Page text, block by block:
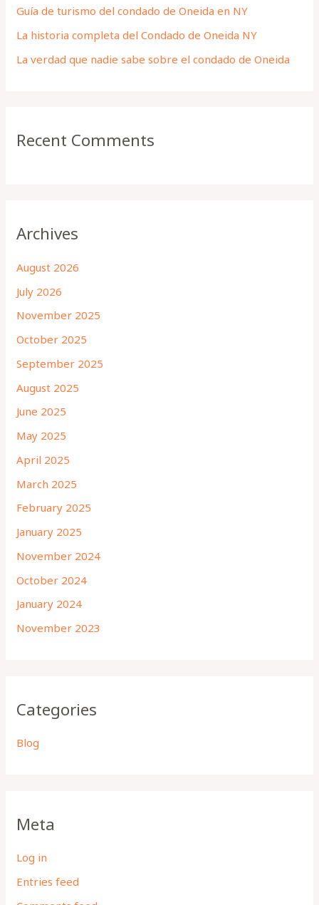
r
:
Guía de turismo del condado de Oneida en NY
La historia completa del Condado de Oneida NY
La verdad que nadie sabe sobre el condado de Oneida
Recent Comments
Archives
August 2026
July 2026
November 2025
October 2025
September 2025
August 2025
June 2025
May 2025
April 2025
March 2025
February 2025
January 2025
November 2024
October 2024
January 2024
November 2023
Categories
Blog
Meta
Log in
Entries feed